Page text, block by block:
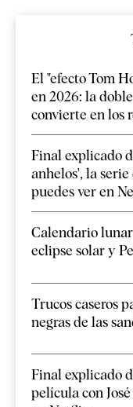
El "efecto Tom
en 2026: la
convierte en los
Final explicado
anhelos', la
puedes ver en
Calendario lunar
eclipse solar y
Trucos caseros
negras de las
Final explicado
película con